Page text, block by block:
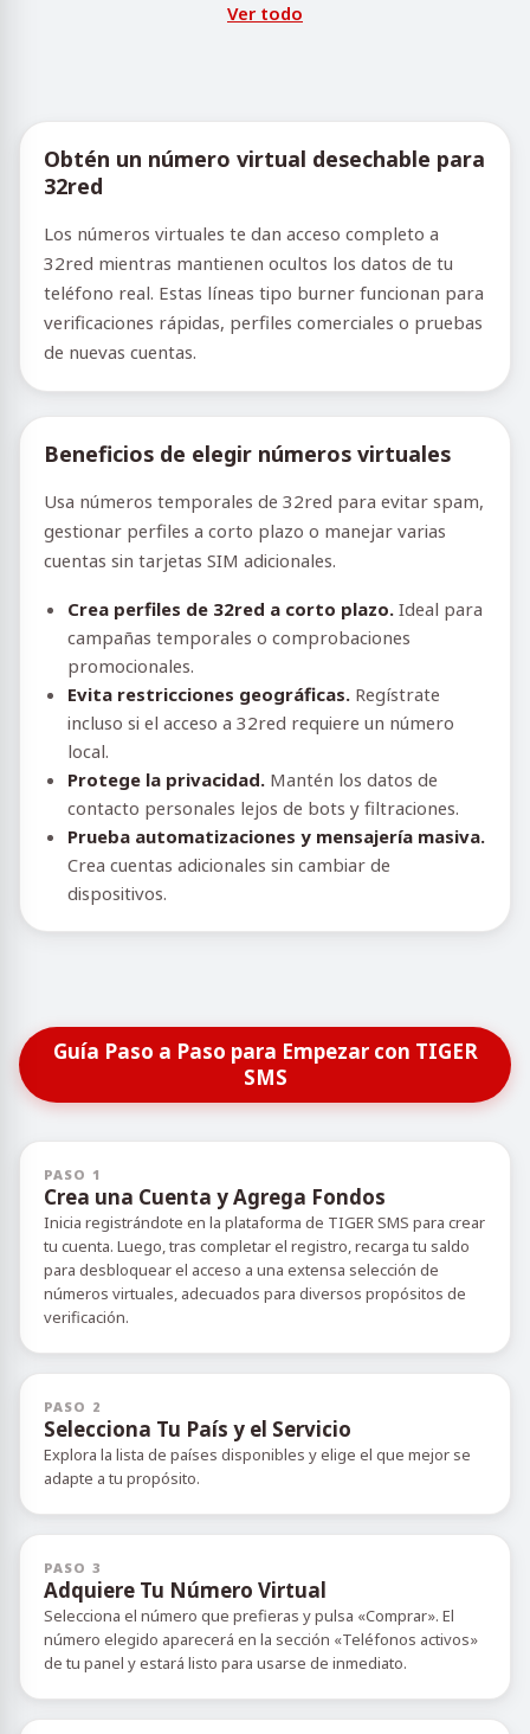
Ver todo
Obtén un número virtual desechable para
32red
Los números virtuales te dan acceso completo a
32red mientras mantienen ocultos los datos de tu
teléfono real. Estas líneas tipo burner funcionan para
verificaciones rápidas, perfiles comerciales o pruebas
de nuevas cuentas.
Beneficios de elegir números virtuales
Usa números temporales de 32red para evitar spam,
gestionar perfiles a corto plazo o manejar varias
cuentas sin tarjetas SIM adicionales.
Crea perfiles de 32red a corto plazo. Ideal para
campañas temporales o comprobaciones
promocionales.
Evita restricciones geográficas. Regístrate
incluso si el acceso a 32red requiere un número
local.
Protege la privacidad. Mantén los datos de
contacto personales lejos de bots y filtraciones.
Prueba automatizaciones y mensajería masiva.
Crea cuentas adicionales sin cambiar de
dispositivos.
Guía Paso a Paso para Empezar con TIGER
SMS
PASO 1
Crea una Cuenta y Agrega Fondos
Inicia registrándote en la plataforma de TIGER SMS para crear
tu cuenta. Luego, tras completar el registro, recarga tu saldo
para desbloquear el acceso a una extensa selección de
números virtuales, adecuados para diversos propósitos de
verificación.
PASO 2
Selecciona Tu País y el Servicio
Explora la lista de países disponibles y elige el que mejor se
adapte a tu propósito.
PASO 3
Adquiere Tu Número Virtual
Selecciona el número que prefieras y pulsa «Comprar». El
número elegido aparecerá en la sección «Teléfonos activos»
de tu panel y estará listo para usarse de inmediato.